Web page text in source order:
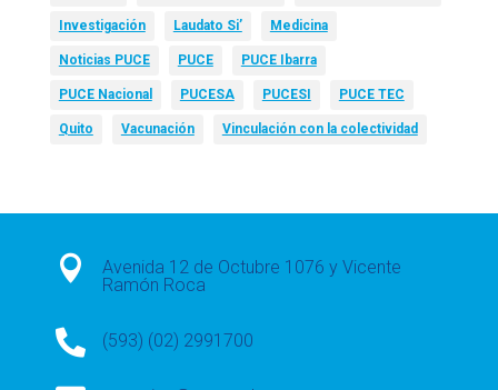
Investigación Laudato Si’ Medicina
Noticias PUCE PUCE PUCE Ibarra
PUCE Nacional PUCESA PUCESI PUCE TEC
Quito Vacunación Vinculación con la colectividad

Avenida 12 de Octubre 1076 y Vicente
Ramón Roca
 (593) (02) 2991700